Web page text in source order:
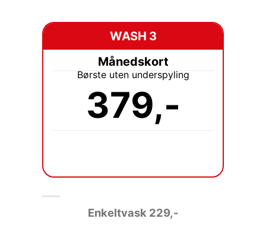
WASH 3
Månedskort
Børste uten underspyling
379,-
Enkeltvask 229,-